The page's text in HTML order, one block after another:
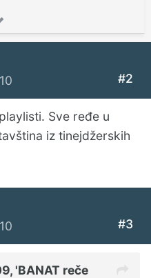
#2
Sve ređe u
iz tinejdžerskih
#3
'BANAT reče